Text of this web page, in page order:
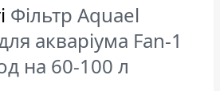
Фільтр Aquael
акваріума Fan-1
на 60-100 л